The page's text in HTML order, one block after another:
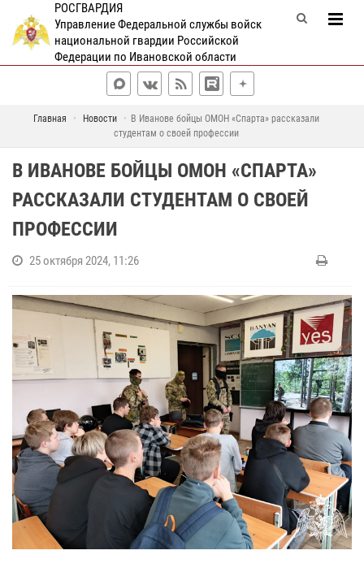
РОСГВАРДИЯ
Управление Федеральной службы войск
национальной гвардии Российской
Федерации по Ивановской области
Главная Новости
В Иванове бойцы ОМОН «Спарта» рассказали
студентам о своей профессии
В ИВАНОВЕ БОЙЦЫ ОМОН «СПАРТА»
РАССКАЗАЛИ СТУДЕНТАМ О СВОЕЙ
ПРОФЕССИИ
25 октября 2024, 11:26